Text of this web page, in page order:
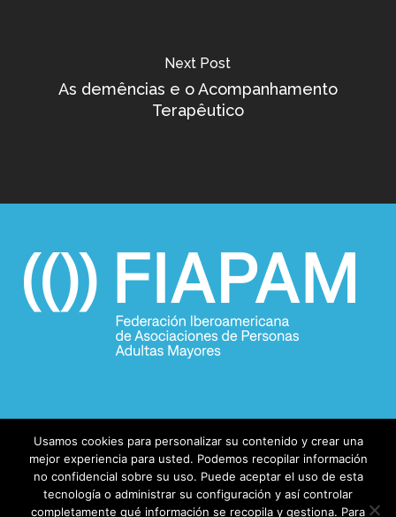
Next Post
As demências e o Acompanhamento
Terapêutico
Usamos cookies para personalizar su contenido y crear una
mejor experiencia para usted. Podemos recopilar información
no confidencial sobre su uso. Puede aceptar el uso de esta
tecnología o administrar su configuración y así controlar
completamente qué información se recopila y gestiona. Para